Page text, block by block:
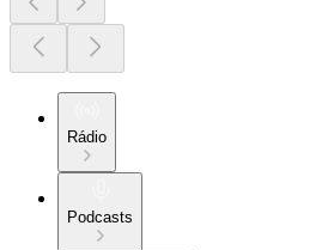
Rádio
Podcasts